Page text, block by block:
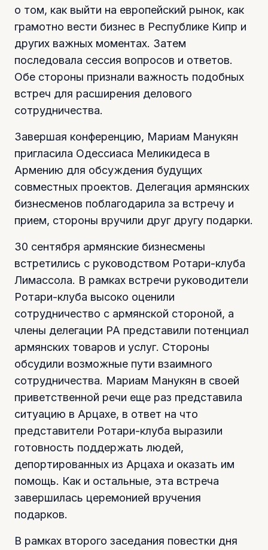
о том, как выйти на европейский рынок, как
грамотно вести бизнес в Республике Кипр и
других важных моментах. Затем
последовала сессия вопросов и ответов.
Обе стороны признали важность подобных
встреч для расширения делового
сотрудничества.
Завершая конференцию, Мариам Манукян
пригласила Одессиаса Меликидеса в
Армению для обсуждения будущих
совместных проектов. Делегация армянских
бизнесменов поблагодарила за встречу и
прием, стороны вручили друг другу подарки.
30 сентября армянские бизнесмены
встретились с руководством Ротари-клуба
Лимассола. В рамках встречи руководители
Ротари-клуба высоко оценили
сотрудничество с армянской стороной, а
члены делегации РА представили потенциал
армянских товаров и услуг. Стороны
обсудили возможные пути взаимного
сотрудничества. Мариам Манукян в своей
приветственной речи еще раз представила
ситуацию в Арцахе, в ответ на что
представители Ротари-клуба выразили
готовность поддержать людей,
депортированных из Арцаха и оказать им
помощь. Как и остальные, эта встреча
завершилась церемонией вручения
подарков.
В рамках второго заседания повестки дня